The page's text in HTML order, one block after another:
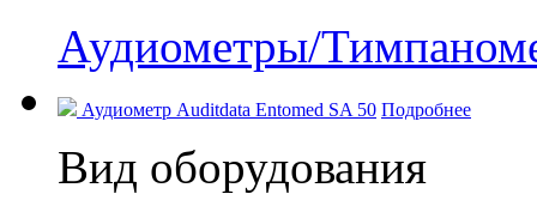
Аудиометры/
Аудиометр Auditdata Entomed SA 50 Подробнее
Вид оборудования